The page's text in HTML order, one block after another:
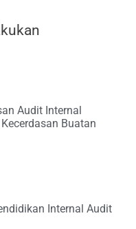
Audit Internal
Buatan
Internal Audit